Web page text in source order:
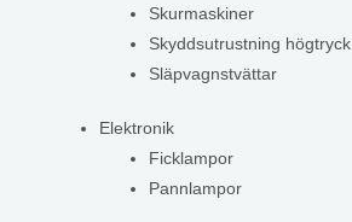
Skurmaskiner
Skyddsutrustning högtryck
Släpvagnstvättar
Elektronik
Ficklampor
Pannlampor